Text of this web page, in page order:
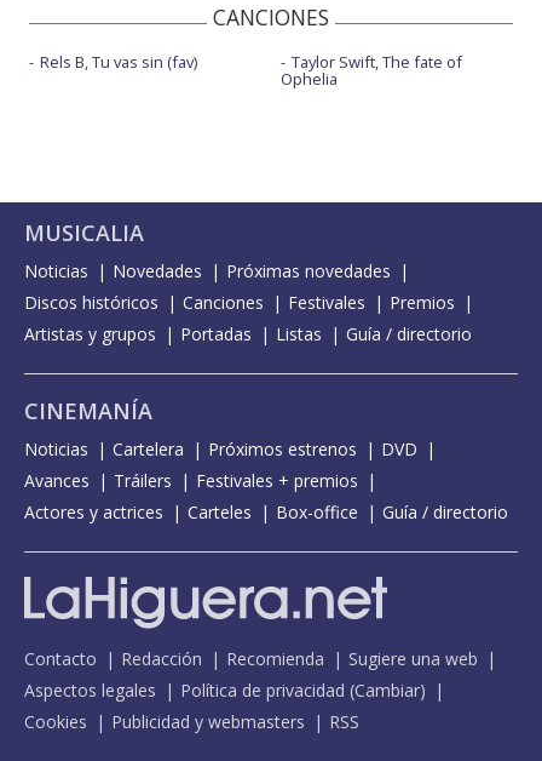
CANCIONES
Rels B, Tu vas sin (fav) Taylor Swift, The fate of
Ophelia
MUSICALIA
Noticias Novedades
Próximas novedades
Discos históricos
Canciones Festivales
Premios
Artistas y grupos
Portadas Listas Guía / directorio
CINEMANÍA
Noticias Cartelera Próximos estrenos
DVD
Avances
Tráilers
Festivales + premios
Actores y actrices
Carteles Box-office Guía / directorio
Contacto Redacción Recomienda
Sugiere una web
Aspectos legales
Política de privacidad (Cambiar)
Cookies
Publicidad y webmasters RSS